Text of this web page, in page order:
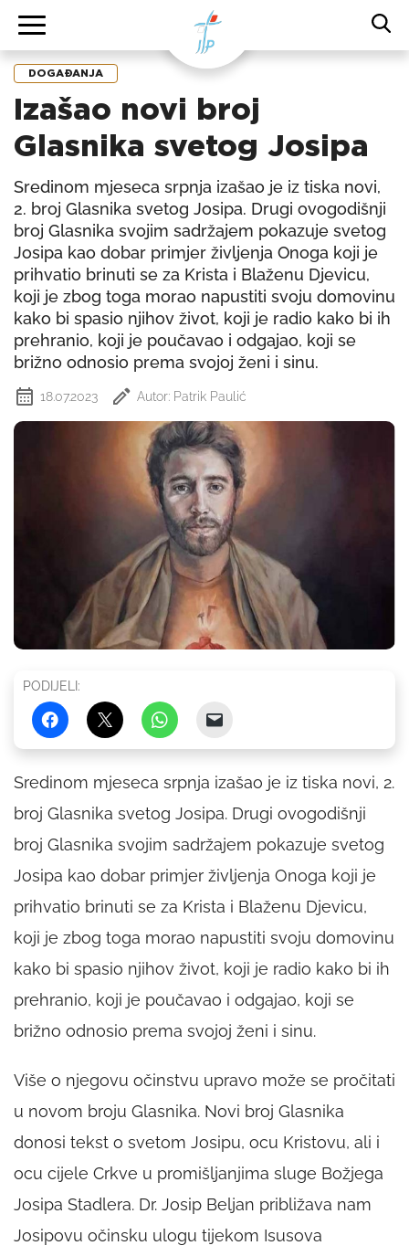
DOGAĐANJA
Izašao novi broj
Glasnika svetog Josipa
Sredinom mjeseca srpnja izašao je iz tiska novi,
2. broj Glasnika svetog Josipa. Drugi ovogodišnji
broj Glasnika svojim sadržajem pokazuje svetog
Josipa kao dobar primjer življenja Onoga koji je
prihvatio brinuti se za Krista i Blaženu Djevicu,
koji je zbog toga morao napustiti svoju domovinu
kako bi spasio njihov život, koji je radio kako bi ih
prehranio, koji je poučavao i odgajao, koji se
brižno odnosio prema svojoj ženi i sinu.
18.07.2023 Autor: Patrik Paulić
PODIJELI:
Sredinom mjeseca srpnja izašao je iz tiska novi, 2.
broj Glasnika svetog Josipa. Drugi ovogodišnji
broj Glasnika svojim sadržajem pokazuje svetog
Josipa kao dobar primjer življenja Onoga koji je
prihvatio brinuti se za Krista i Blaženu Djevicu,
koji je zbog toga morao napustiti svoju domovinu
kako bi spasio njihov život, koji je radio kako bi ih
prehranio, koji je poučavao i odgajao, koji se
brižno odnosio prema svojoj ženi i sinu.
Više o njegovu očinstvu upravo može se pročitati
u novom broju Glasnika. Novi broj Glasnika
donosi tekst o svetom Josipu, ocu Kristovu, ali i
ocu cijele Crkve u promišljanjima sluge Božjega
Josipa Stadlera. Dr. Josip Beljan približava nam
Josipovu očinsku ulogu tijekom Isusova